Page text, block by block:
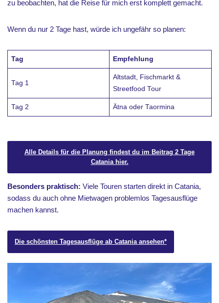
zu beobachten, hat die Reise für mich erst komplett gemacht.
Wenn du nur 2 Tage hast, würde ich ungefähr so planen:
Tag Empfehlung
Tag 1
Altstadt, Fischmarkt &
Streetfood Tour
Tag 2 Ätna oder Taormina
Alle Details für die Planung findest du im Beitrag 2 Tage
Catania hier.
Besonders praktisch: Viele Touren starten direkt in Catania,
sodass du auch ohne Mietwagen problemlos Tagesausflüge
machen kannst.
Die schönsten Tagesausflüge ab Catania ansehen*